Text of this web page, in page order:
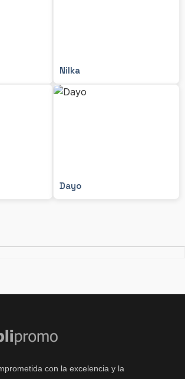
Nilka
Dayo
con la excelencia y la